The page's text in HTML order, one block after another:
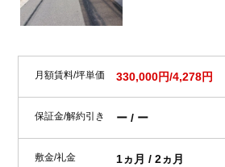
月額賃料/坪単価 330,000円/4,278円
保証金/解約引き ー / ー
敷金/礼金 1ヵ月 / 2ヵ月